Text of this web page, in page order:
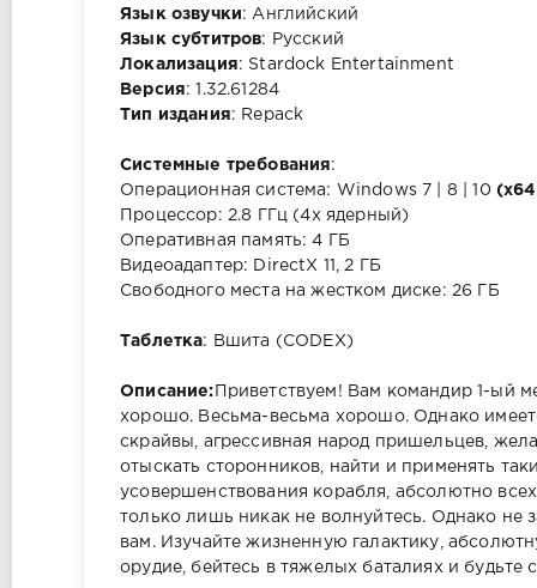
Язык озвучки: Английский
Язык субтитров: Русский
Локализация: Stardock Entertainment
Версия: 1.32.61284
Тип издания: Repack
Системные требования:
Операционная система: Windows 7 | 8 | 10
Процессор: 2.8 ГГц (4х ядерный)
Оперативная память: 4 ГБ
Видеоадаптер: DirectX 11, 2 ГБ
Свободного места на жестком диске: 26 ГБ
Таблетка: Вшита (CODEX)
Описание: Приветствуем! Вам командир 1-ый
хорошо. Весьма-весьма хорошо. Однако
скрайвы, агрессивная народ пришельцев,
отыскать сторонников, найти и применять
усовершенствования корабля, абсолютно
только лишь никак не волнуйтесь. Однако не
вам. Изучайте жизненную галактику,
орудие, бейтесь в тяжелых баталиях и